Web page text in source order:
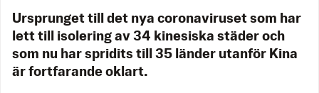
Ursprunget till det nya coronaviruset som har
lett till isolering av 34 kinesiska städer och
som nu har spridits till 35 länder utanför Kina
är fortfarande oklart.